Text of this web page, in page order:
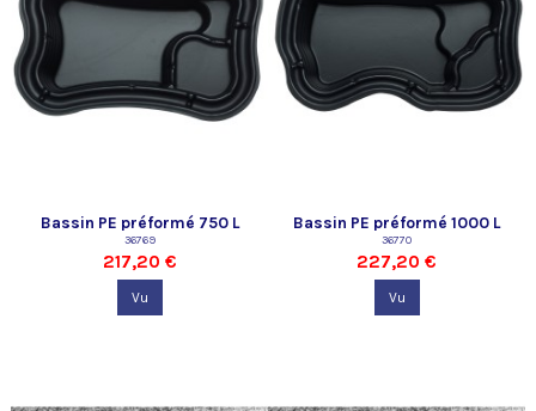
Bassin PE préformé 750 L
Oase
36769
217,20 €
Vu
Bassin PE préformé 1000 L
Oase
36770
227,20 €
Vu